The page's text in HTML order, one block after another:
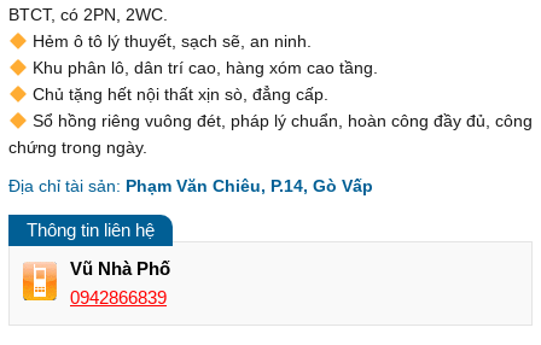
BTCT, có 2PN, 2WC.
Hẻm ô tô lý thuyết, sạch sẽ, an ninh.
Khu phân lô, dân trí cao, hàng xóm cao tầng.
Chủ tặng hết nội thất xịn sò, đẳng cấp.
Sổ hồng riêng vuông đét, pháp lý chuẩn, hoàn công đầy đủ, công
chứng trong ngày.
Địa chỉ tài sản: Phạm Văn Chiêu, P.14, Gò Vấp
Thông tin liên hệ
Vũ Nhà Phố
0942866839